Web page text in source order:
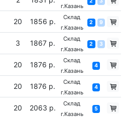
г.Казань
20 1856 р.
Склад
г.Казань
2 9
3 1867 р.
Склад
г.Казань
2 3
20 1876 р.
Склад
г.Казань
4
20 1876 р.
Склад
г.Казань
4
20 2063 р.
Склад
г.Казань
5